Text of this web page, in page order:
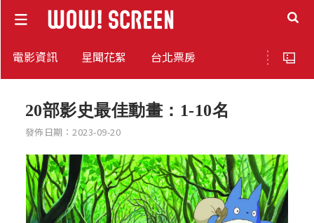
電影資訊 星聞花絮 台北票房
20部影史最佳動畫：1-10名
發佈日期：2023-09-20